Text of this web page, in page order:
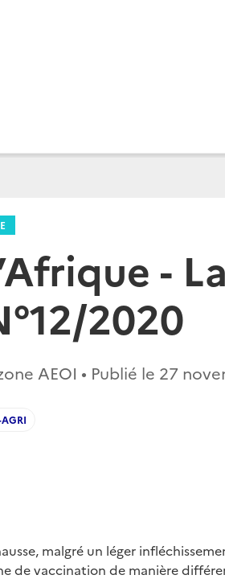
-
2020
AEOI • Publié le 27
malgré un léger
de vaccination de manière